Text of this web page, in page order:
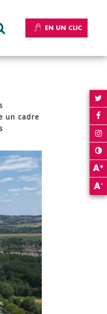
recherchez-vous ?
EN UN CLIC
Partager sur Facebook
Partager sur TwitterEnvoyer par e-mail
Imprimer
un cadre
A+
A-